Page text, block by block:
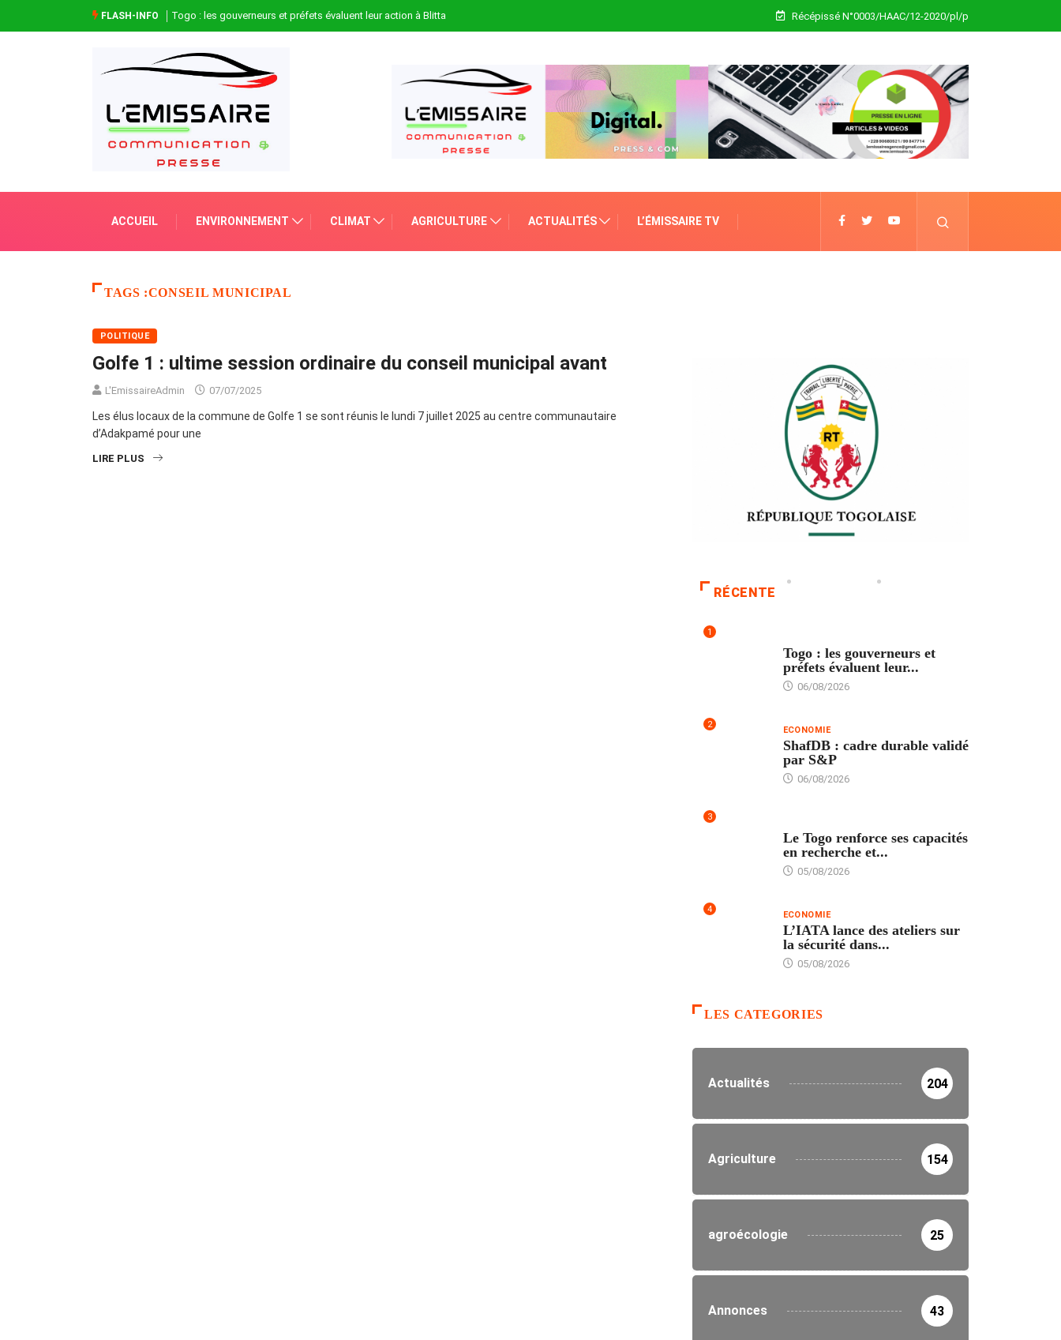
FLASH-INFO Togo : les gouverneurs et préfets évaluent leur action à Blitta Récépissé N°0003/HAAC/12-2020/pl/p
ACCUEIL ENVIRONNEMENT CLIMAT AGRICULTURE ACTUALITÉS L’ÉMISSAIRE TV
TAGS :CONSEIL MUNICIPAL
POLITIQUE
Golfe 1 : ultime session ordinaire du conseil municipal avant
L'EmissaireAdmin 07/07/2025
Les élus locaux de la commune de Golfe 1 se sont réunis le lundi 7 juillet 2025 au centre communautaire
d’Adakpamé pour une
LIRE PLUS
RÉCENTE
1
Togo : les gouverneurs et
préfets évaluent leur...
06/08/2026
2 ECONOMIE
ShafDB : cadre durable validé
par S&P
06/08/2026
3
Le Togo renforce ses capacités
en recherche et...
05/08/2026
4 ECONOMIE
L’IATA lance des ateliers sur
la sécurité dans...
05/08/2026
LES CATEGORIES
Actualités 204
Agriculture 154
agroécologie 25
Annonces 43